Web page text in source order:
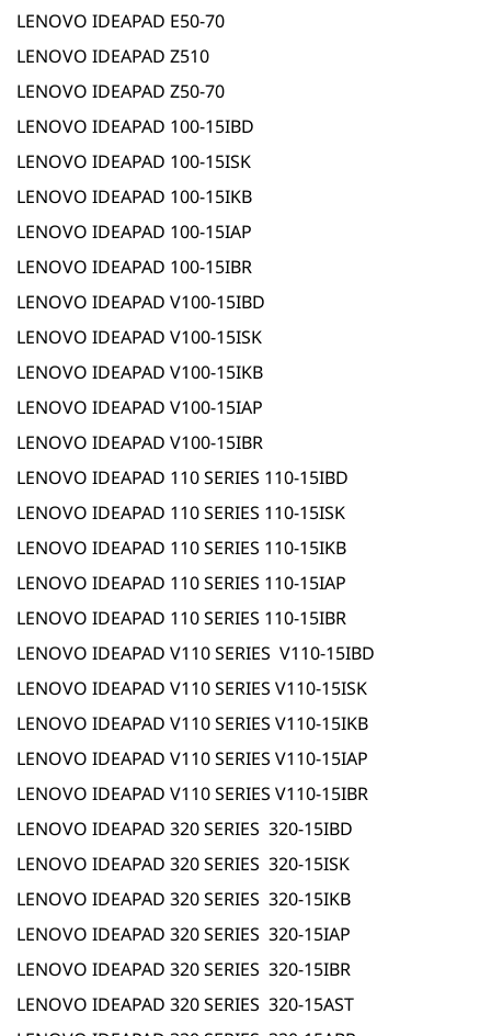
LENOVO IDEAPAD E50-70
LENOVO IDEAPAD Z510
LENOVO IDEAPAD Z50-70
LENOVO IDEAPAD 100-15IBD
LENOVO IDEAPAD 100-15ISK
LENOVO IDEAPAD 100-15IKB
LENOVO IDEAPAD 100-15IAP
LENOVO IDEAPAD 100-15IBR
LENOVO IDEAPAD V100-15IBD
LENOVO IDEAPAD V100-15ISK
LENOVO IDEAPAD V100-15IKB
LENOVO IDEAPAD V100-15IAP
LENOVO IDEAPAD V100-15IBR
LENOVO IDEAPAD 110 SERIES 110-15IBD
LENOVO IDEAPAD 110 SERIES 110-15ISK
LENOVO IDEAPAD 110 SERIES 110-15IKB
LENOVO IDEAPAD 110 SERIES 110-15IAP
LENOVO IDEAPAD 110 SERIES 110-15IBR
LENOVO IDEAPAD V110 SERIES V110-15IBD
LENOVO IDEAPAD V110 SERIES V110-15ISK
LENOVO IDEAPAD V110 SERIES V110-15IKB
LENOVO IDEAPAD V110 SERIES V110-15IAP
LENOVO IDEAPAD V110 SERIES V110-15IBR
LENOVO IDEAPAD 320 SERIES 320-15IBD
LENOVO IDEAPAD 320 SERIES 320-15ISK
LENOVO IDEAPAD 320 SERIES 320-15IKB
LENOVO IDEAPAD 320 SERIES 320-15IAP
LENOVO IDEAPAD 320 SERIES 320-15IBR
LENOVO IDEAPAD 320 SERIES 320-15AST